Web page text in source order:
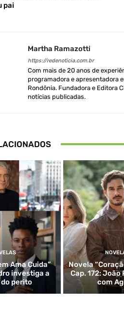
pai
Martha Ramazotti
https://redenoticia.com.br
Com mais de 20 anos de
programadora e apresentadora
Rondônia. Fundadora e Editora
notícias publicadas.
Ama Cuida”
investiga a
perito
Novela
Cap. 172:
com